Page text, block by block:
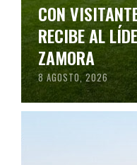
CON
RECIBE AL
ZAMORA
8 AGOSTO, 2026